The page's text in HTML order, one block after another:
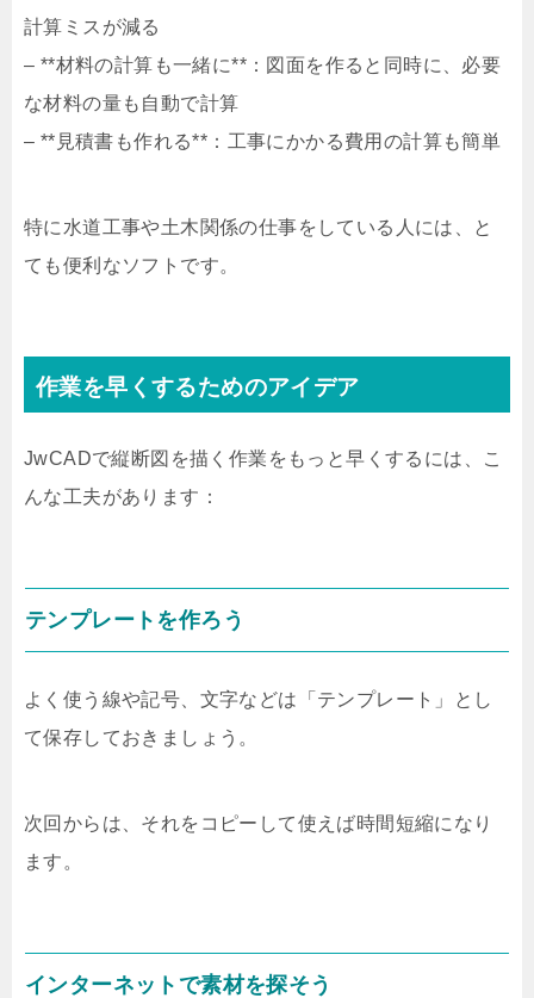
計算ミスが減る
– **材料の計算も一緒に**：図面を作ると同時に、必要
な材料の量も自動で計算
– **見積書も作れる**：工事にかかる費用の計算も簡単
特に水道工事や土木関係の仕事をしている人には、と
ても便利なソフトです。
作業を早くするためのアイデア
JwCADで縦断図を描く作業をもっと早くするには、こ
んな工夫があります：
テンプレートを作ろう
よく使う線や記号、文字などは「テンプレート」とし
て保存しておきましょう。
次回からは、それをコピーして使えば時間短縮になり
ます。
インターネットで素材を探そう